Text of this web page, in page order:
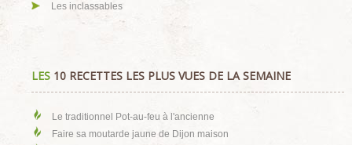
Les inclassables
LES 10 RECETTES LES PLUS VUES DE LA SEMAINE
Le traditionnel Pot-au-feu à l'ancienne
Faire sa moutarde jaune de Dijon maison